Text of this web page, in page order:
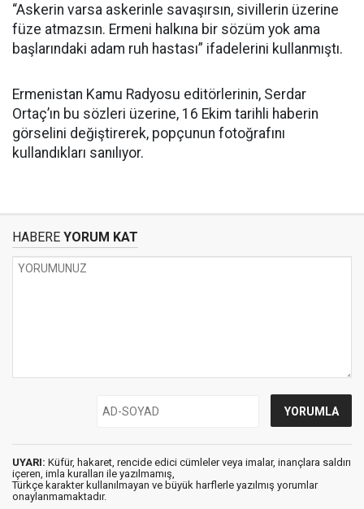
“Askerin varsa askerinle savaşırsın, sivillerin üzerine
füze atmazsın. Ermeni halkına bir sözüm yok ama
başlarındaki adam ruh hastası” ifadelerini kullanmıştı.
Ermenistan Kamu Radyosu editörlerinin, Serdar
Ortaç’ın bu sözleri üzerine, 16 Ekim tarihli haberin
görselini değiştirerek, popçunun fotoğrafını
kullandıkları sanılıyor.
HABERE YORUM KAT
UYARI: Küfür, hakaret, rencide edici cümleler veya imalar, inançlara saldırı
içeren, imla kuralları ile yazılmamış,
Türkçe karakter kullanılmayan ve büyük harflerle yazılmış yorumlar
onaylanmamaktadır.